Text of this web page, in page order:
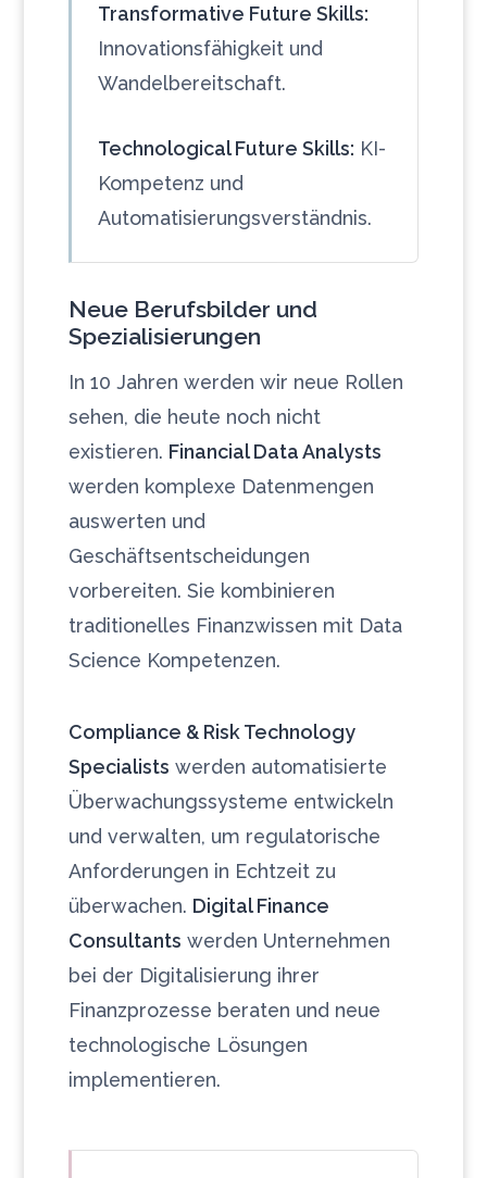
Transformative Future Skills:
Innovationsfähigkeit und
Wandelbereitschaft.
Technological Future Skills: KI-
Kompetenz und
Automatisierungsverständnis.
Neue Berufsbilder und
Spezialisierungen
In 10 Jahren werden wir neue Rollen
sehen, die heute noch nicht
existieren. Financial Data Analysts
werden komplexe Datenmengen
auswerten und
Geschäftsentscheidungen
vorbereiten. Sie kombinieren
traditionelles Finanzwissen mit Data
Science Kompetenzen.
Compliance & Risk Technology
Specialists werden automatisierte
Überwachungssysteme entwickeln
und verwalten, um regulatorische
Anforderungen in Echtzeit zu
überwachen. Digital Finance
Consultants werden Unternehmen
bei der Digitalisierung ihrer
Finanzprozesse beraten und neue
technologische Lösungen
implementieren.